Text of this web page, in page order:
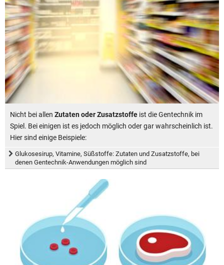
Nicht bei allen Zutaten oder Zusatzstoffe ist die Gentechnik im
Spiel. Bei einigen ist es jedoch möglich oder gar wahrscheinlich ist.
Hier sind einige Beispiele:
Glukosesirup, Vitamine, Süßstoffe: Zutaten und Zusatzstoffe, bei
denen Gentechnik-Anwendungen möglich sind